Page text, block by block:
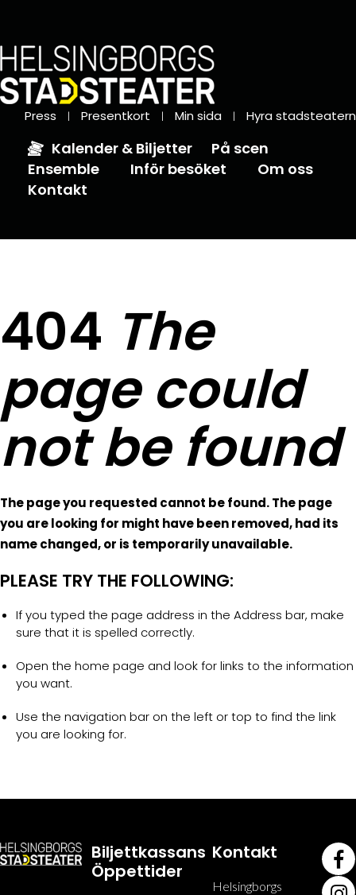
Press Presentkort Min sida Hyra stadsteatern
Kalender & Biljetter
På scen
Ensemble
Inför besöket
Om oss
Kontakt
404 The
page could
not be found
The page you requested cannot be found. The page
you are looking for might have been removed, had its
name changed, or is temporarily unavailable.
PLEASE TRY THE FOLLOWING:
If you typed the page address in the Address bar, make
sure that it is spelled correctly.
Open the home page and look for links to the information
you want.
Use the navigation bar on the left or top to find the link
you are looking for.
Biljettkassans
Öppettider
Kontakt
Helsingborgs